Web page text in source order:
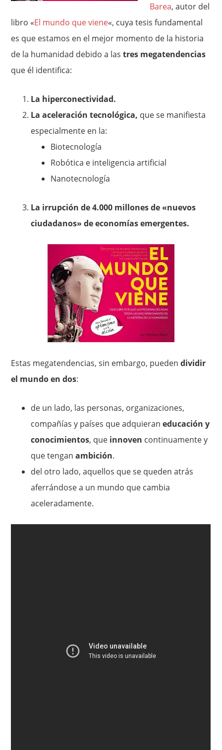
Barea, autor del
libro «El mundo que viene«, cuya tesis fundamental
es que estamos en el mejor momento de la historia
de la humanidad debido a lastres megatendencias
que él identifica:
La hiperconectividad.
La aceleración tecnológica, que se manifiesta
especialmente en la:
Biotecnología
Robótica e inteligencia artificial
Nanotecnología
La irrupción de 4.000 millones de «nuevos
ciudadanos» de economías emergentes.
Estas megatendencias, sin embargo, puedendividir
el mundo en dos:
de un lado, las personas, organizaciones,
compañías y países que adquieraneducación y
conocimientos, que innoven continuamente y
que tenganambición.
del otro lado, aquellos que se queden atrás
aferrándose a un mundo que cambia
aceleradamente.